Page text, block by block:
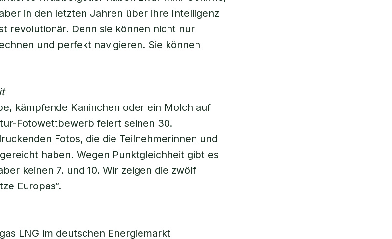
in den letzten Jahren über ihre Intelligenz
revolutionär. Denn sie können nicht nur
und perfekt navigieren. Sie können
kämpfende Kaninchen oder ein Molch auf
Fotowettbewerb feiert seinen 30.
Fotos, die die Teilnehmerinnen und
haben. Wegen Punktgleichheit gibt es
keinen 7. und 10. Wir zeigen die zwölf
Europas“.
LNG im deutschen Energiemarkt